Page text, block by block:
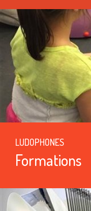
LUDOPHONES
Formations